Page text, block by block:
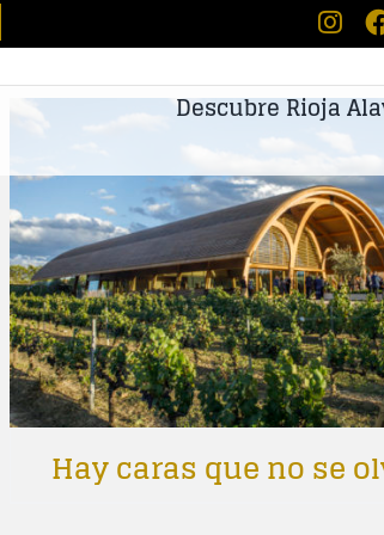
Descubre Rioja
Hay caras que no se